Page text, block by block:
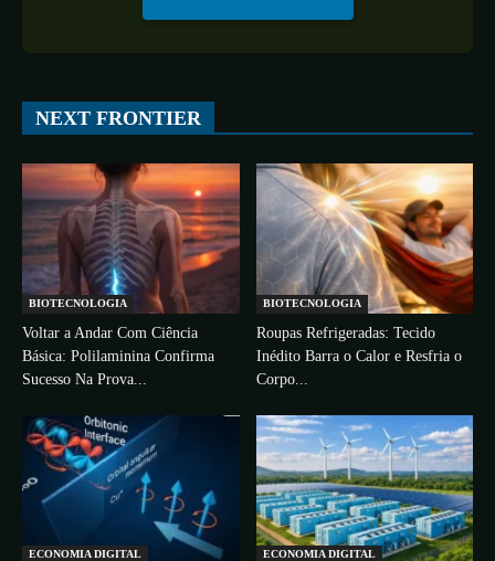
NEXT FRONTIER
BIOTECNOLOGIA
Voltar a Andar Com Ciência
Básica: Polilaminina Confirma
Sucesso Na Prova...
BIOTECNOLOGIA
Roupas Refrigeradas: Tecido
Inédito Barra o Calor e Resfria o
Corpo...
ECONOMIA DIGITAL ECONOMIA DIGITAL